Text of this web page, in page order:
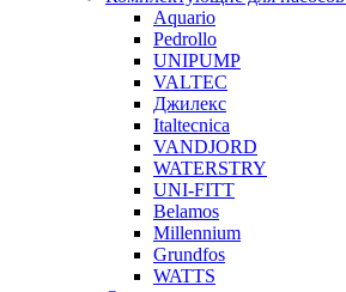
Aquario
Pedrollo
UNIPUMP
VALTEC
Джилекс
Italtecnica
VANDJORD
WATERSTRY
UNI-FITT
Belamos
Millennium
Grundfos
WATTS